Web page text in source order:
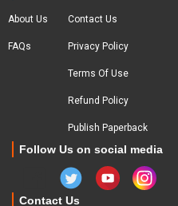
About Us
FAQs
Contact Us
Privacy Policy
Terms Of Use
Refund Policy
Publish Paperback
Follow Us on social media
Contact Us